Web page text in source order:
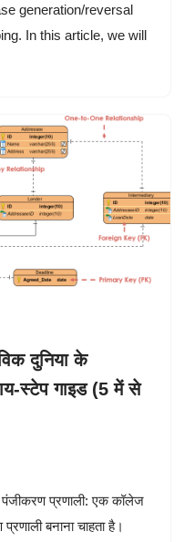
generation/reversal
In this article, we will
दुनिया के
स्टेप गाइड (5 में से
पंजीकरण प्रणाली: एक कॉलेज
बनाना चाहता है।